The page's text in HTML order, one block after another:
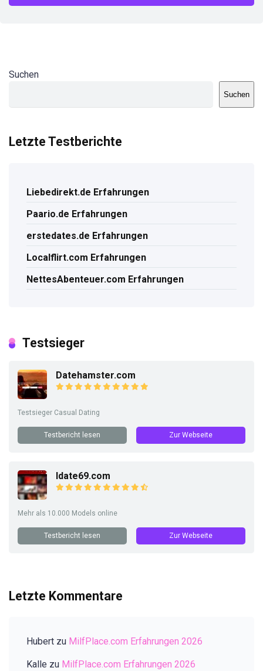
Suchen
Suchen
Letzte Testberichte
Liebedirekt.de Erfahrungen
Paario.de Erfahrungen
erstedates.de Erfahrungen
Localflirt.com Erfahrungen
NettesAbenteuer.com Erfahrungen
Testsieger
Datehamster.com
Testsieger Casual Dating
Testbericht lesen Zur Webseite
Idate69.com
Mehr als 10.000 Models online
Testbericht lesen Zur Webseite
Letzte Kommentare
Hubert zu MilfPlace.com Erfahrungen 2026
Kalle zu MilfPlace.com Erfahrungen 2026